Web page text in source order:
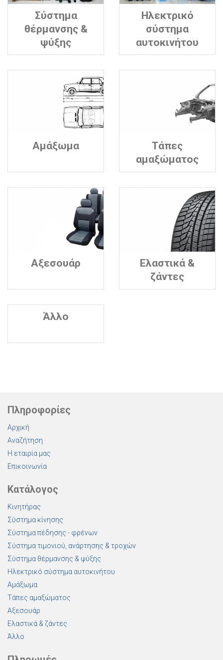
Σύστημα
θέρμανσης &
ψύξης
Ηλεκτρικό
σύστημα
αυτοκινήτου
Αμάξωμα
Τάπες
αμαξώματος
Αξεσουάρ
Ελαστικά &
ζάντες
Άλλο
Πληροφορίες
Αρχική
Αναζήτηση
Η εταιρία μας
Επικοινωνία
Κατάλογος
Κινητήρας
Σύστημα κίνησης
Σύστημα πέδησης - φρένων
Σύστημα τιμονιού, ανάρτησης & τροχών
Σύστημα θέρμανσης & ψύξης
Ηλεκτρικό σύστημα αυτοκινήτου
Αμάξωμα
Τάπες αμαξώματος
Αξεσουάρ
Ελαστικά & ζάντες
Άλλο